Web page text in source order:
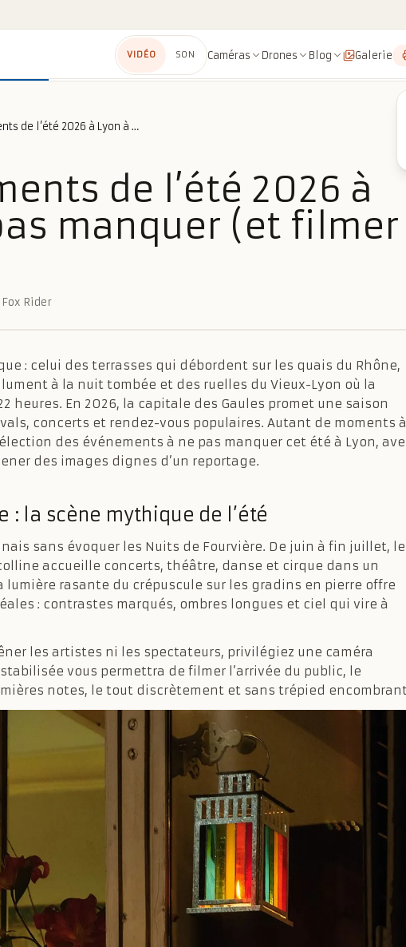
VIDÉO SON Caméras Drones Blog Galerie
Les événements de l’été 2026 à Lyon à ne pas manquer (et filmer !)
de l’été 2026 à
manquer (et filmer
Rider
: celui des terrasses qui débordent sur les quais du Rhône,
à la nuit tombée et des ruelles du Vieux-Lyon où la
heures. En 2026, la capitale des Gaules promet une saison
concerts et rendez-vous populaires. Autant de moments à
des événements à ne pas manquer cet été à Lyon,
des images dignes d’un reportage.
: la scène mythique de l’été
sans évoquer les Nuits de Fourvière. De juin à fin juillet, le
accueille concerts, théâtre, danse et cirque dans un
lumière rasante du crépuscule sur les gradins en pierre offre
: contrastes marqués, ombres longues et ciel qui vire à
les artistes ni les spectateurs, privilégiez une caméra
vous permettra de filmer l’arrivée du public, le
notes, le tout discrètement et sans trépied